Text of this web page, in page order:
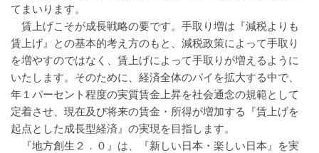
てまいります。
賃上げこそが成長戦略の要です。手取り増は『減税よりも
賃上げ』との基本的考え方のもと、減税政策によって手取り
を増やすのではなく、賃上げによって手取りが増えるように
いたします。そのために、経済全体のパイを拡大する中で、
年１パーセント程度の実質賃金上昇を社会通念の規範として
定着させ、現在及び将来の賃金・所得が増加する『賃上げを
起点とした成長型経済』の実現を目指します。
『地方創生２．０』は、『新しい日本・楽しい日本』を実